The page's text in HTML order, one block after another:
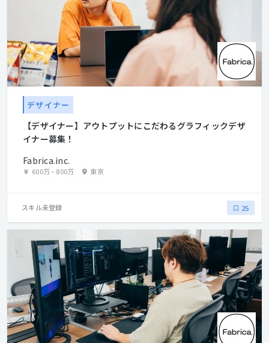
デザイナー
【デザイナー】アウトプットにこだわるグラフィックデザ
イナー募集！
Fabrica.inc.
600万~800万 東京
スキル未登録 25